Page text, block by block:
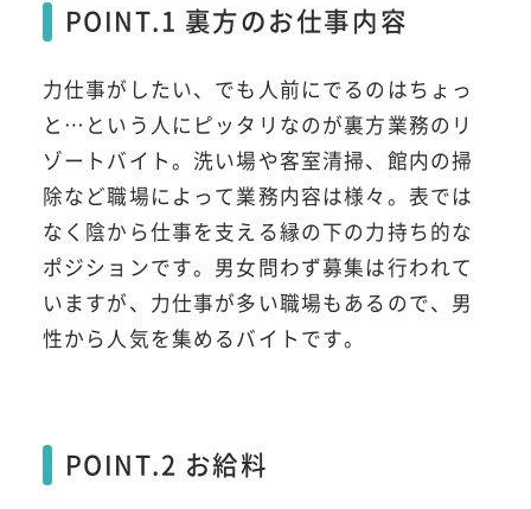
POINT.1 裏方のお仕事内容
力仕事がしたい、でも人前にでるのはちょっ
と…という人にピッタリなのが裏方業務のリ
ゾートバイト。洗い場や客室清掃、館内の掃
除など職場によって業務内容は様々。表では
なく陰から仕事を支える縁の下の力持ち的な
ポジションです。男女問わず募集は行われて
いますが、力仕事が多い職場もあるので、男
性から人気を集めるバイトです。
POINT.2 お給料